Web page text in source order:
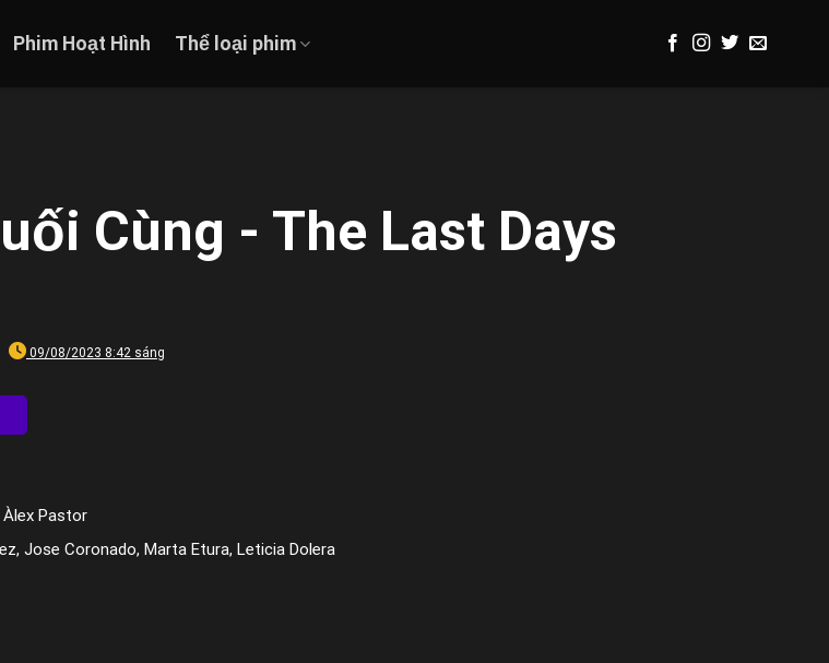
Phim Hoạt Hình Thể loại phim
Cùng - The Last Days
09/08/2023 8:42 sáng
Àlex Pastor
Jose Coronado, Marta Etura, Leticia Dolera